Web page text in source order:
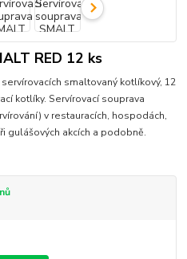
RED 12 ks
smaltovaný kotlíkový, 12
kotlíky. Servírovací souprava
v restauracích, hospodách,
gulášových akcích a podobně.